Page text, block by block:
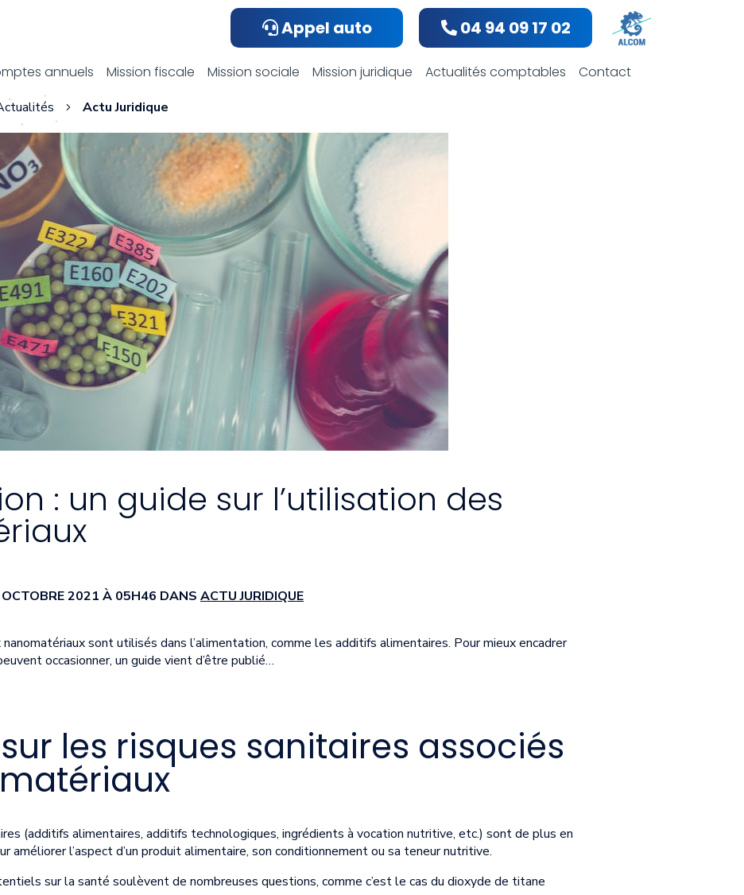
Appel auto 04 94 09 17 02
annuels Mission fiscale Mission sociale Mission juridique Actualités comptables Contact
comptables
Actu Juridique
: un guide sur l’utilisation des
OCTOBRE 2021 À 05H46 DANS ACTU JURIDIQUE
sont utilisés dans l’alimentation, comme les additifs alimentaires. Pour mieux encadrer
occasionner, un guide vient d’être publié…
les risques sanitaires associés
(additifs alimentaires, additifs technologiques, ingrédients à vocation nutritive, etc.) sont de plus en
améliorer l’aspect d’un produit alimentaire, son conditionnement ou sa teneur nutritive.
sur la santé soulèvent de nombreuses questions, comme c’est le cas du dioxyde de titane